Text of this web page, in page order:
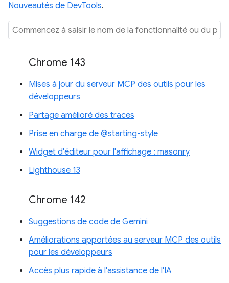
Nouveautés de DevTools.
Chrome 143
Mises à jour du serveur MCP des outils pour les
développeurs
Partage amélioré des traces
Prise en charge de @starting-style
Widget d'éditeur pour l'affichage : masonry
Lighthouse 13
Chrome 142
Suggestions de code de Gemini
Améliorations apportées au serveur MCP des outils
pour les développeurs
Accès plus rapide à l'assistance de l'IA